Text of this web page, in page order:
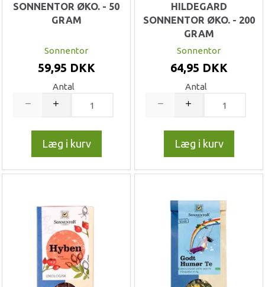
SONNENTOR ØKO. - 50
GRAM
Sonnentor
59,95 DKK
Antal
Læg i kurv
HILDEGARD
SONNENTOR ØKO. - 200
GRAM
Sonnentor
64,95 DKK
Antal
Læg i kurv